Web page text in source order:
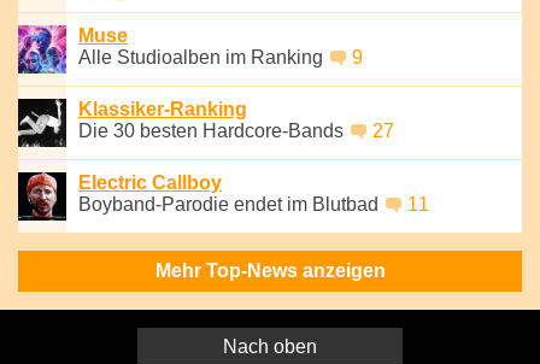
Muse
Alle Studioalben im Ranking
9
Klassiker-Ranking
Die 30 besten Hardcore-Bands
27
Electric Callboy
Boyband-Parodie endet im Blutbad
11
Mehr Top-News anzeigen
Nach oben